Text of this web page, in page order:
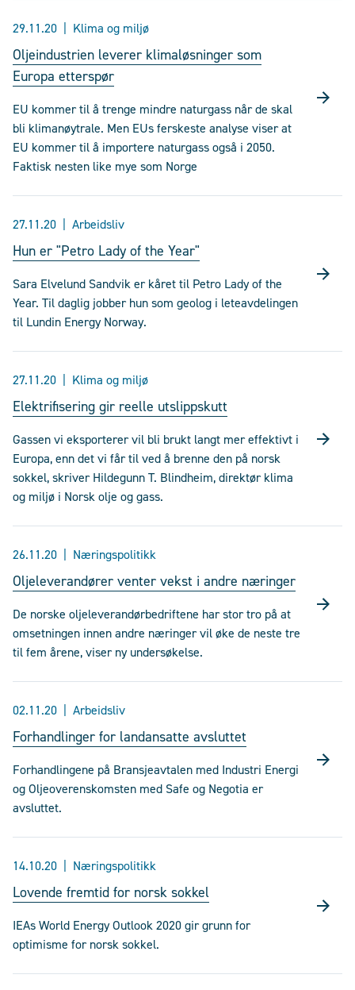
29.11.20 Klima og miljø
Oljeindustrien leverer klimaløsninger som
Europa etterspør
EU kommer til å trenge mindre naturgass når de skal
bli klimanøytrale. Men EUs ferskeste analyse viser at
EU kommer til å importere naturgass også i 2050.
Faktisk nesten like mye som Norge
27.11.20 Arbeidsliv
Hun er "Petro Lady of the Year"
Sara Elvelund Sandvik er kåret til Petro Lady of the
Year. Til daglig jobber hun som geolog i leteavdelingen
til Lundin Energy Norway.
27.11.20 Klima og miljø
Elektrifisering gir reelle utslippskutt
Gassen vi eksporterer vil bli brukt langt mer effektivt i
Europa, enn det vi får til ved å brenne den på norsk
sokkel, skriver Hildegunn T. Blindheim, direktør klima
og miljø i Norsk olje og gass.
26.11.20 Næringspolitikk
Oljeleverandører venter vekst i andre næringer
De norske oljeleverandørbedriftene har stor tro på at
omsetningen innen andre næringer vil øke de neste tre
til fem årene, viser ny undersøkelse.
02.11.20 Arbeidsliv
Forhandlinger for landansatte avsluttet
Forhandlingene på Bransjeavtalen med Industri Energi
og Oljeoverenskomsten med Safe og Negotia er
avsluttet.
14.10.20 Næringspolitikk
Lovende fremtid for norsk sokkel
IEAs World Energy Outlook 2020 gir grunn for
optimisme for norsk sokkel.